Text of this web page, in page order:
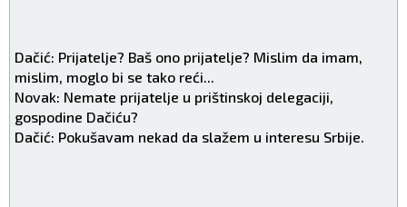
Dačić: Prijatelje? Baš ono prijatelje? Mislim da imam,
mislim, moglo bi se tako reći...
Novak: Nemate prijatelje u prištinskoj delegaciji,
gospodine Dačiću?
Dačić: Pokušavam nekad da slažem u interesu Srbije.